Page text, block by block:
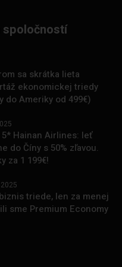
spoločností
sa skrátka lieta
ekonomickej triedy
do Ameriky od 499€)
Hainan Airlines: leť
do Číny s 50% zľavou.
za 1 199€!
triede, len za menej
sme Premium Economy